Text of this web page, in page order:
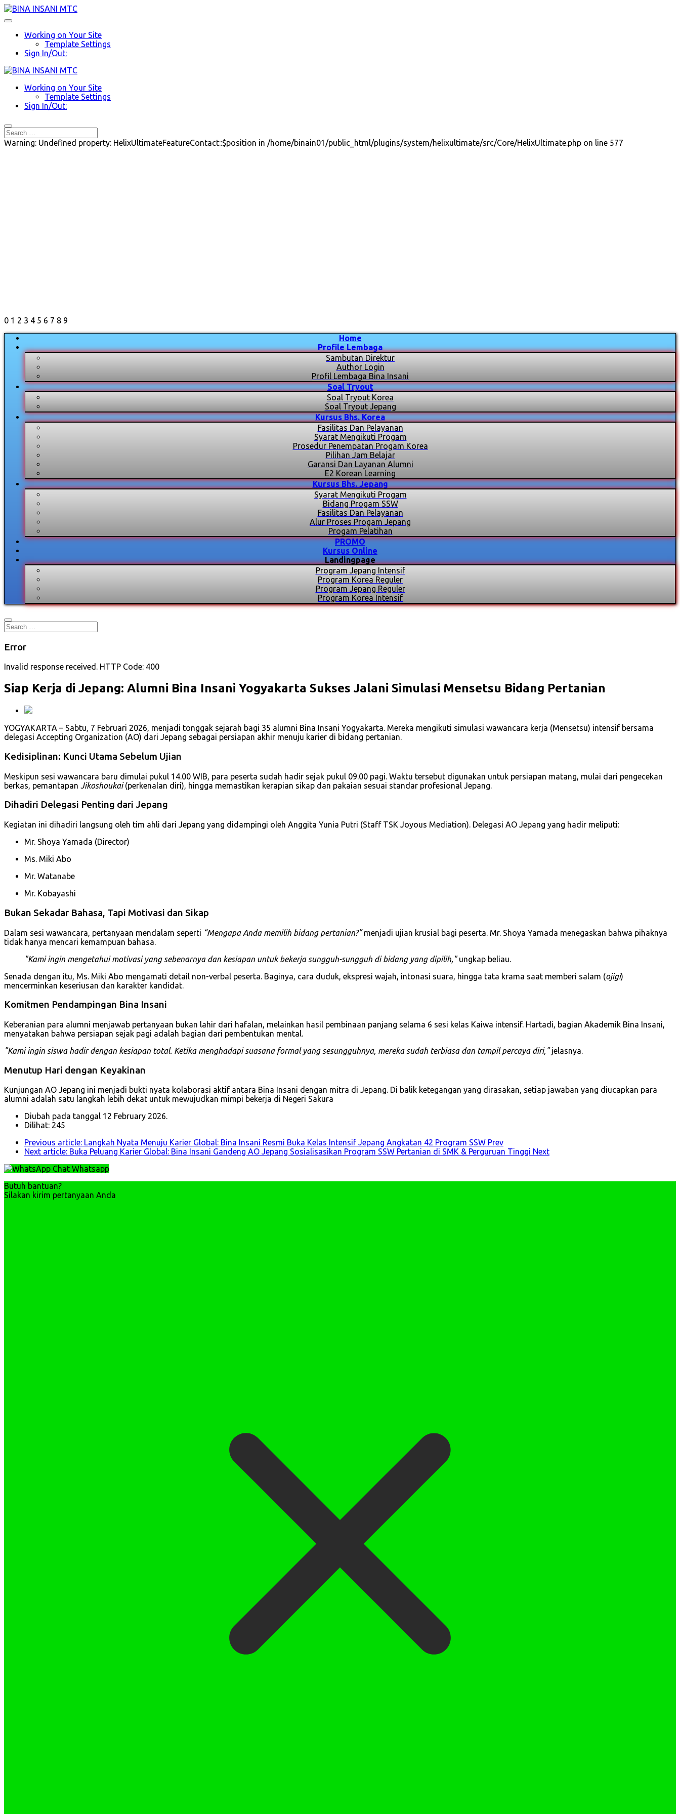
Working on Your Site
Template Settings
Sign In/Out:
Working on Your Site
Template Settings
Sign In/Out:
Warning: Undefined property: HelixUltimateFeatureContact::$position in /home/binain01/public_html/plugins/system/helixultimate/src/Core/HelixUltimate.php on line 577
0 1 2 3 4 5 6 7 8 9
Home
Profile Lembaga
Sambutan Direktur
Author Login
Profil Lembaga Bina Insani
Soal Tryout
Soal Tryout Korea
Soal Tryout Jepang
Kursus Bhs. Korea
Fasilitas Dan Pelayanan
Syarat Mengikuti Progam
Prosedur Penempatan Progam Korea
Pilihan Jam Belajar
Garansi Dan Layanan Alumni
E2 Korean Learning
Kursus Bhs. Jepang
Syarat Mengikuti Progam
Bidang Progam SSW
Fasilitas Dan Pelayanan
Alur Proses Progam Jepang
Progam Pelatihan
PROMO
Kursus Online
Landingpage
Program Jepang Intensif
Program Korea Reguler
Program Jepang Reguler
Program Korea Intensif
Error
Invalid response received. HTTP Code: 400
Siap Kerja di Jepang: Alumni Bina Insani Yogyakarta Sukses Jalani Simulasi Mensetsu Bidang Pertanian
YOGYAKARTA – Sabtu, 7 Februari 2026, menjadi tonggak sejarah bagi 35 alumni Bina Insani Yogyakarta. Mereka mengikuti simulasi wawancara kerja (Mensetsu) intensif bersama
delegasi Accepting Organization (AO) dari Jepang sebagai persiapan akhir menuju karier di bidang pertanian.
Kedisiplinan: Kunci Utama Sebelum Ujian
Meskipun sesi wawancara baru dimulai pukul 14.00 WIB, para peserta sudah hadir sejak pukul 09.00 pagi. Waktu tersebut digunakan untuk persiapan matang, mulai dari pengecekan
berkas, pemantapan Jikoshoukai(perkenalan diri), hingga memastikan kerapian sikap dan pakaian sesuai standar profesional Jepang.
Dihadiri Delegasi Penting dari Jepang
Kegiatan ini dihadiri langsung oleh tim ahli dari Jepang yang didampingi oleh Anggita Yunia Putri (Staff TSK Joyous Mediation). Delegasi AO Jepang yang hadir meliputi:
Mr. Shoya Yamada (Director)
Ms. Miki Abo
Mr. Watanabe
Mr. Kobayashi
Bukan Sekadar Bahasa, Tapi Motivasi dan Sikap
Dalam sesi wawancara, pertanyaan mendalam seperti “Mengapa Anda memilih bidang pertanian?”menjadi ujian krusial bagi peserta. Mr. Shoya Yamada menegaskan bahwa pihaknya
tidak hanya mencari kemampuan bahasa.
"Kami ingin mengetahui motivasi yang sebenarnya dan kesiapan untuk bekerja sungguh-sungguh di bidang yang dipilih,"ungkap beliau.
Senada dengan itu, Ms. Miki Abo mengamati detail non-verbal peserta. Baginya, cara duduk, ekspresi wajah, intonasi suara, hingga tata krama saat memberi salam (ojigi)
mencerminkan keseriusan dan karakter kandidat.
Komitmen Pendampingan Bina Insani
Keberanian para alumni menjawab pertanyaan bukan lahir dari hafalan, melainkan hasil pembinaan panjang selama 6 sesi kelas Kaiwa intensif. Hartadi, bagian Akademik Bina Insani,
menyatakan bahwa persiapan sejak pagi adalah bagian dari pembentukan mental.
"Kami ingin siswa hadir dengan kesiapan total. Ketika menghadapi suasana formal yang sesungguhnya, mereka sudah terbiasa dan tampil percaya diri,"jelasnya.
Menutup Hari dengan Keyakinan
Kunjungan AO Jepang ini menjadi bukti nyata kolaborasi aktif antara Bina Insani dengan mitra di Jepang. Di balik ketegangan yang dirasakan, setiap jawaban yang diucapkan para
alumni adalah satu langkah lebih dekat untuk mewujudkan mimpi bekerja di Negeri Sakura
Diubah pada tanggal 12 February 2026.
Dilihat: 245
Previous article: Langkah Nyata Menuju Karier Global: Bina Insani Resmi Buka Kelas Intensif Jepang Angkatan 42 Program SSW Prev
Next article: Buka Peluang Karier Global: Bina Insani Gandeng AO Jepang Sosialisasikan Program SSW Pertanian di SMK & Perguruan Tinggi Next
Chat Whatsapp
Butuh bantuan?
Silakan kirim pertanyaan Anda